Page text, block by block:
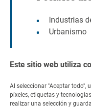
Industrias
Urbanismo
Contacto
Este sitio web utiliza
Al seleccionar "Aceptar todo",
píxeles, etiquetas y
realizar una selección y